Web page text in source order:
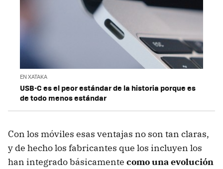
EN XATAKA
USB-C es el peor estándar de la historia porque es
de todo menos estándar
Con los móviles esas ventajas no son tan claras,
y de hecho los fabricantes que los incluyen los
han integrado básicamente como una evolución